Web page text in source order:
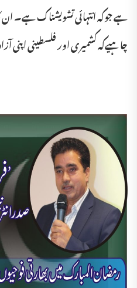
ہے جوکہ انتہائی تشویشناک ہے۔ ان کا
چاہیےکہ کشمیری اور فلسطینی اپنی